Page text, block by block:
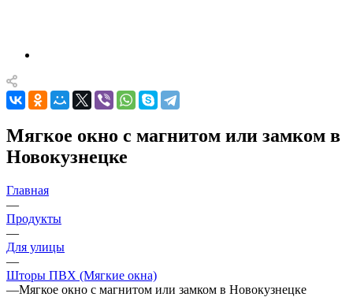
Мягкое окно с магнитом или замком в
Новокузнецке
Главная
—
Продукты
—
Для улицы
—
Шторы ПВХ (Мягкие окна)
—Мягкое окно с магнитом или замком в Новокузнецке